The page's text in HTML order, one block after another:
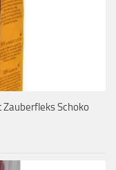
Zauberfleks Schoko